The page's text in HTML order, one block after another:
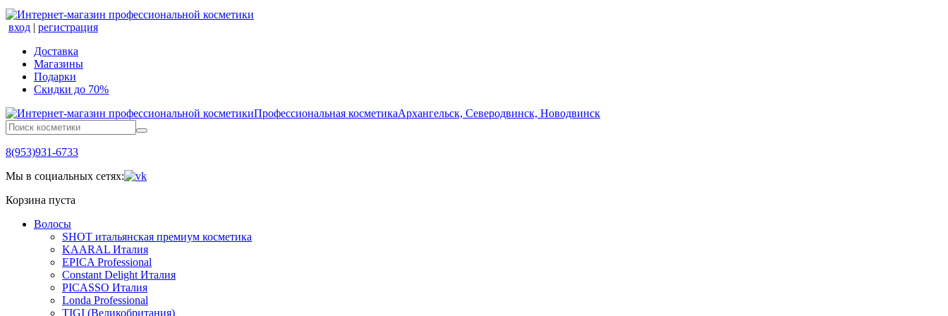
вход | регистрация
Доставка
Магазины
Подарки
Скидки до 70%
Профессиональная косметикаАрхангельск, Северодвинск, Новодвинск
8(953)931-6733
Мы в социальных сетях:
Корзина пуста
Волосы
SHOT итальянская премиум косметика
KAARAL Италия
EPICA Professional
Constant Delight Италия
PICASSO Италия
Londa Professional
TIGI (Великобритания)